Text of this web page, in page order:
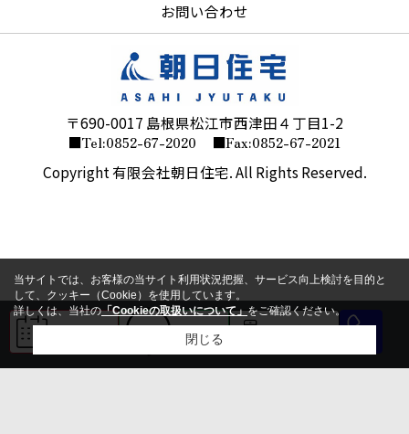
来店予約 LINE 会員登録
お問い合わせ
〒690-0017 島根県松江市西津田４丁目1-2
■Tel:0852-67-2020 ■Fax:0852-67-2021
Copyright 有限会社朝日住宅. All Rights Reserved.
当サイトでは、お客様の当サイト利用状況把握、サービス向上検討を目的と
して、クッキー（Cookie）を使用しています。
詳しくは、当社の「Cookieの取扱いについて」をご確認ください。
閉じる